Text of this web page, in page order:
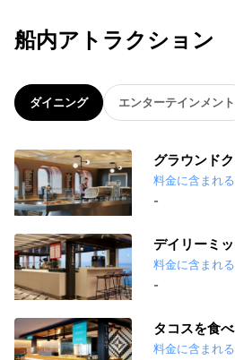
船内アトラクション
ダイニング エンターテインメント
グラウンド
料金に含まれる
-
デイリーミ
料金に含まれる
-
タコスを食
料金に含まれる